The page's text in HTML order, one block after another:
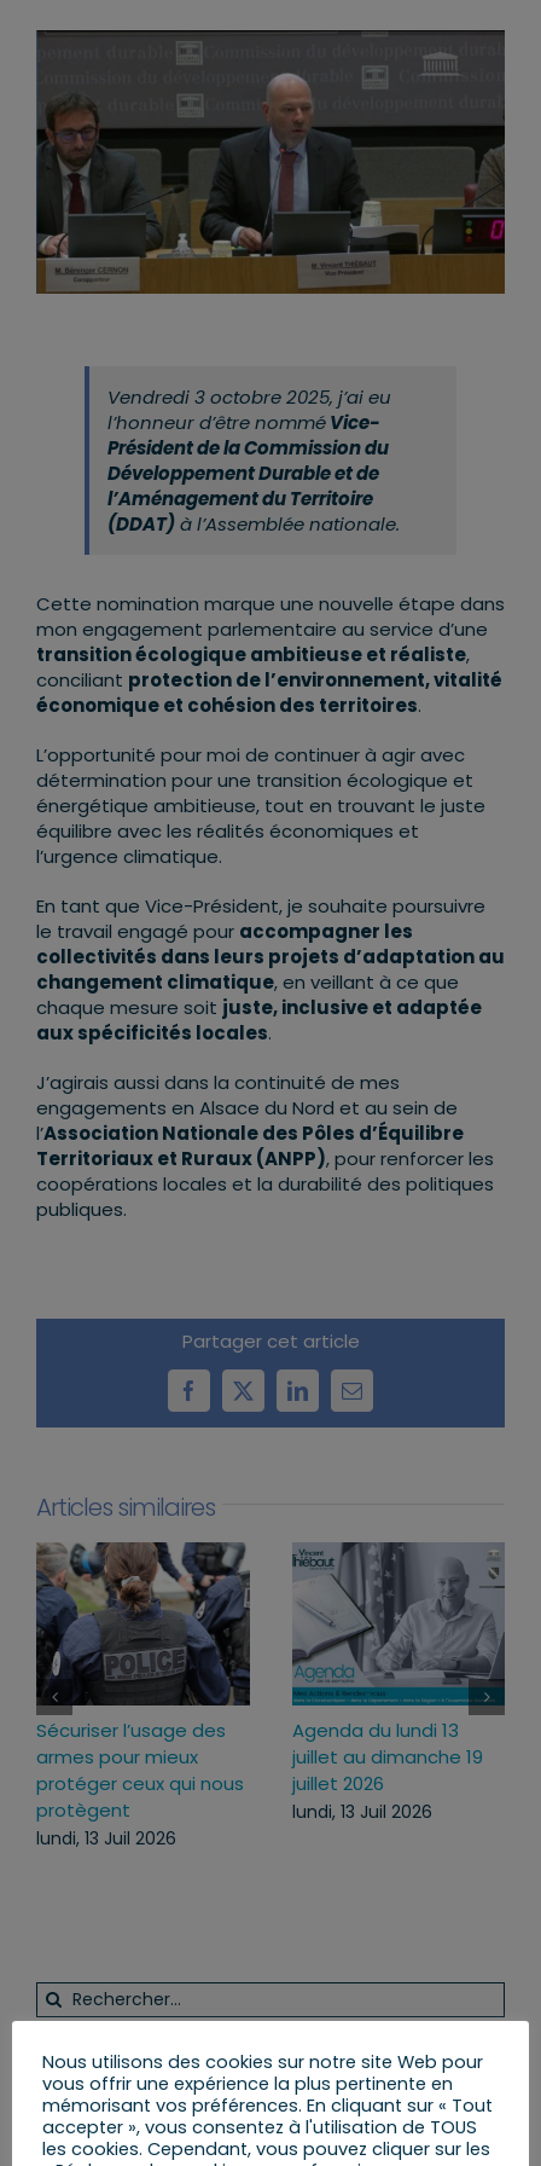
Vendredi 3 octobre 2025, j’ai eu
l’honneur d’être nomméVice-
Président de la Commission du
Développement Durable et de
l’Aménagement du Territoire
(DDAT)à l’Assemblée nationale.
Cette nomination marque une nouvelle étape dans
mon engagement parlementaire au service d’une
transition écologique ambitieuse et réaliste,
conciliant protection de l’environnement, vitalité
économique et cohésion des territoires.
L’opportunité pour moi de continuer à agir avec
détermination pour une transition écologique et
énergétique ambitieuse, tout en trouvant le juste
équilibre avec les réalités économiques et
l’urgence climatique.
En tant que Vice-Président, je souhaite poursuivre
le travail engagé pour accompagner les
collectivités dans leurs projets d’adaptation au
changement climatique, en veillant à ce que
chaque mesure soit juste, inclusive et adaptée
aux spécificités locales.
J’agirais aussi dans la continuité de mes
engagements en Alsace du Nord et au sein de
l’Association Nationale des Pôles d’Équilibre
Territoriaux et Ruraux (ANPP), pour renforcer les
coopérations locales et la durabilité des politiques
publiques.
Partager cet article
Facebook
X LinkedInEmail
Articles similaires
Sécuriser l’usage des
armes pour mieux
protéger ceux qui nous
protègent
lundi, 13 Juil 2026
Agenda du lundi 13
juillet au dimanche 19
juillet 2026
lundi, 13 Juil 2026
Rechercher:
Vous et votre Député
Nous utilisons des cookies sur notre site Web pour
vous offrir une expérience la plus pertinente en
mémorisant vos préférences. En cliquant sur « Tout
accepter », vous consentez à l'utilisation de TOUS
les cookies. Cependant, vous pouvez cliquer sur les